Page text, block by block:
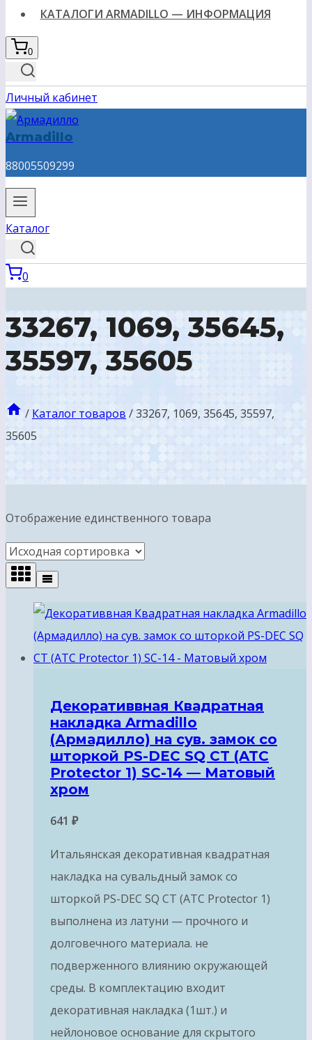
КАТАЛОГИ ARMADILLO — ИНФОРМАЦИЯ
0
Личный кабинет
Armadillo
88005509299
Каталог
0
33267, 1069, 35645,
35597, 35605
/ Каталог товаров /33267, 1069, 35645, 35597,
35605
Отображение единственного товара
Декоративвная Квадратная
накладка Armadillo
(Армадилло) на сув. замок со
шторкой PS-DEC SQ CT (ATC
Protector 1) SC-14 — Матовый
хром
641 ₽
Итальянская декоративная квадратная
накладка на сувальдный замок со
шторкой PS-DEC SQ CT (ATC Protector 1)
выполнена из латуни — прочного и
долговечного материала. не
подверженного влиянию окружающей
среды. В комплектацию входит
декоративная накладка (1шт.) и
нейлоновое основание для скрытого